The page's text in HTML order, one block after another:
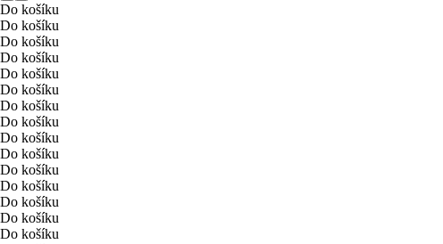
Do košíku
Do košíku
Do košíku
Do košíku
Do košíku
Do košíku
Do košíku
Do košíku
Do košíku
Do košíku
Do košíku
Do košíku
Do košíku
Do košíku
Do košíku